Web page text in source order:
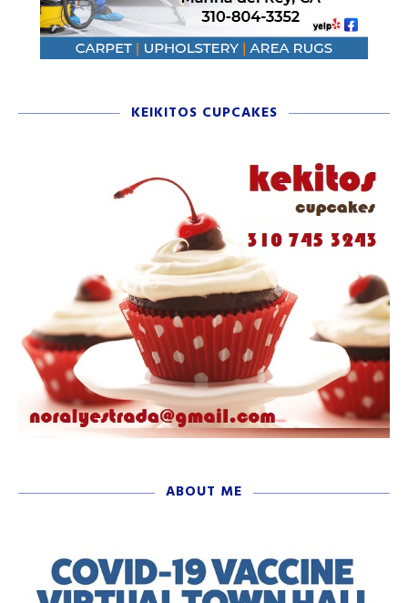
KEIKITOS CUPCAKES
ABOUT ME